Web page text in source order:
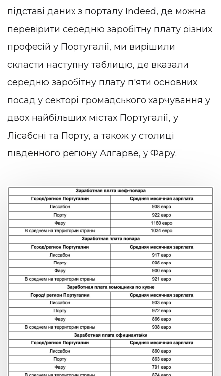
підставі даних з порталу Indeed, де можна
перевірити середню заробітну плату різних
професій у Португалії, ми вирішили
скласти наступну таблицю, де вказали
середню заробітну плату п'яти основних
посад у секторі громадського харчування у
двох найбільших містах Португалії, у
Лісабоні та Порту, а також у столиці
південного регіону Алгарве, у Фару.